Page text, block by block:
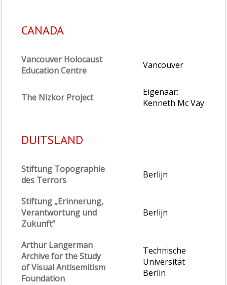
CANADA
Vancouver Holocaust
Education Centre
Vancouver
The Nizkor Project
Eigenaar:
Kenneth Mc Vay
DUITSLAND
Stiftung Topographie
des Terrors
Berlijn
Stiftung „Erinnerung,
Verantwortung und
Zukunft”
Berlijn
Arthur Langerman
Archive for the Study
of Visual Antisemitism
Foundation
Technische
Universität
Berlin